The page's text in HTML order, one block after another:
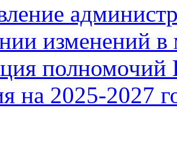
изменений
полномочий
на 2025-2027